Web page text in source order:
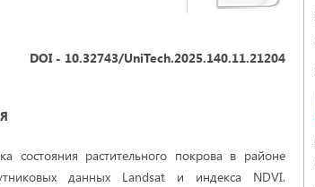
DOI - 10.32743/UniTech.2025.140.11.21204
состояния растительного покрова в районе
данных Landsat и индекса NDVI.